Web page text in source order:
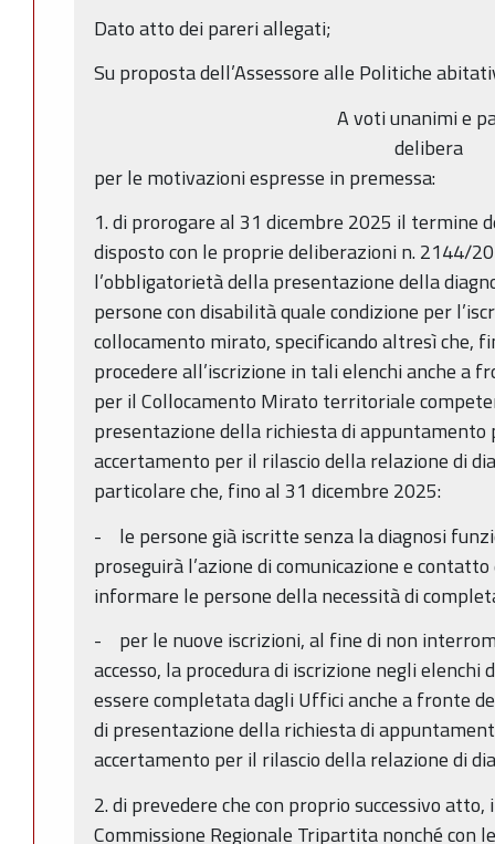
Dato atto dei pareri allegati;
Su proposta dell’Assessore alle Politiche
A voti unanimi e
delibera
per le motivazioni espresse in premessa:
1. di prorogare al 31 dicembre 2025 il termine
disposto con le proprie deliberazioni n. 2144/
l’obbligatorietà della presentazione della
persone con disabilità quale condizione per
collocamento mirato, specificando altresì che,
procedere all’iscrizione in tali elenchi anche a
per il Collocamento Mirato territoriale
presentazione della richiesta di appuntamento
accertamento per il rilascio della relazione di
particolare che, fino al 31 dicembre 2025:
- le persone già iscritte senza la diagnosi
proseguirà l’azione di comunicazione e
informare le persone della necessità di
- per le nuove iscrizioni, al fine di non
accesso, la procedura di iscrizione negli
essere completata dagli Uffici anche a fronte
di presentazione della richiesta di
accertamento per il rilascio della relazione di
2. di prevedere che con proprio successivo
Commissione Regionale Tripartita nonché con